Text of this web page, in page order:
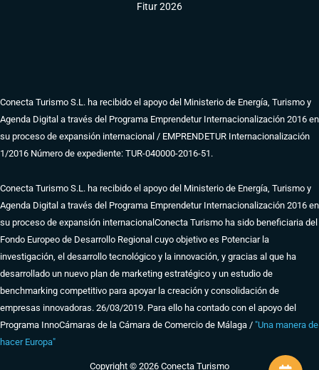
Fitur 2026
Conecta Turismo S.L. ha recibido el apoyo del Ministerio de Energía, Turismo y
Agenda Digital a través del Programa Emprendetur Internacionalización 2016 en
su proceso de expansión internacional / EMPRENDETUR Internacionalización
1/2016 Número de expediente: TUR-040000-2016-51.
Conecta Turismo S.L. ha recibido el apoyo del Ministerio de Energía, Turismo y
Agenda Digital a través del Programa Emprendetur Internacionalización 2016 en
su proceso de expansión internacional Conecta Turismo ha sido beneficiaria del
Fondo Europeo de Desarrollo Regional cuyo objetivo es Potenciar la
investigación, el desarrollo tecnológico y la innovación, y gracias al que ha
desarrollado un nuevo plan de marketing estratégico y un estudio de
benchmarking competitivo para apoyar la creación y consolidación de
empresas innovadoras. 26/03/2019. Para ello ha contado con el apoyo del
Programa InnoCámaras de la Cámara de Comercio de Málaga / "Una manera de
hacer Europa"
Copyright © 2026 Conecta Turismo